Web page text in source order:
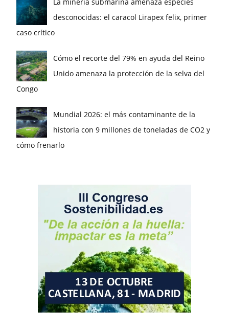
desconocidas: el caracol Lirapex felix, primer
caso crítico
Cómo el recorte del 79% en ayuda del Reino
Unido amenaza la protección de la selva del
Congo
Mundial 2026: el más contaminante de la
historia con 9 millones de toneladas de CO2 y
cómo frenarlo